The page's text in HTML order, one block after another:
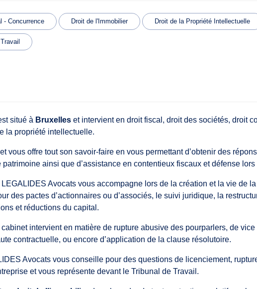
- Concurrence Droit de l'Immobilier Droit de la Propriété Intellectuelle
situé à Bruxelles et intervient en droit fiscal, droit des sociétés, droit
la propriété intellectuelle.
vous offre tout son savoir-faire en vous permettant d’obtenir des
ainsi que d’assistance en contentieux fiscaux et défense lors
Avocats vous accompagne lors de la création et la vie de
des pactes d’actionnaires ou d’associés, le suivi juridique, la
et réductions du capital.
cabinet intervient en matière de rupture abusive des pourparlers, de
contractuelle, ou encore d’application de la clause résolutoire.
Avocats vous conseille pour des questions de licenciement,
et vous représente devant le Tribunal de Travail.